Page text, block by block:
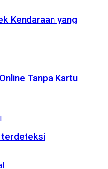
Kendaraan yang
Tanpa Kartu
terdeteksi